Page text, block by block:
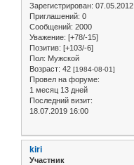
Зарегистрирован: 07.05.2012
Приглашений: 0
Сообщений: 2000
Уважение: [+78/-15]
Позитив: [+103/-6]
Пол: Мужской
Возраст: 42 [1984-08-01]
Провел на форуме:
1 месяц 13 дней
Последний визит:
18.07.2019 16:00
kiri
Участник